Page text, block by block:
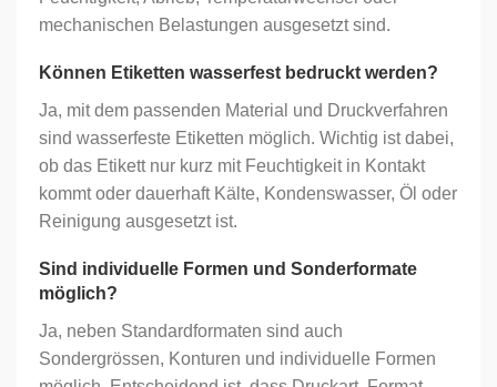
mechanischen Belastungen ausgesetzt sind.
Können Etiketten wasserfest bedruckt werden?
Ja, mit dem passenden Material und Druckverfahren
sind wasserfeste Etiketten möglich. Wichtig ist dabei,
ob das Etikett nur kurz mit Feuchtigkeit in Kontakt
kommt oder dauerhaft Kälte, Kondenswasser, Öl oder
Reinigung ausgesetzt ist.
Sind individuelle Formen und Sonderformate
möglich?
Ja, neben Standardformaten sind auch
Sondergrössen, Konturen und individuelle Formen